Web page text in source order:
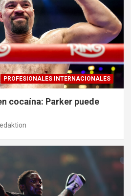
PROFESIONALES INTERNACIONALES
cocaína: Parker puede